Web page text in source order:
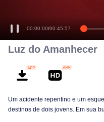
00:00:00/00:45:57
Luz do Amanhecer
Um acidente repentino e um
destinos de dois jovens. Em sua